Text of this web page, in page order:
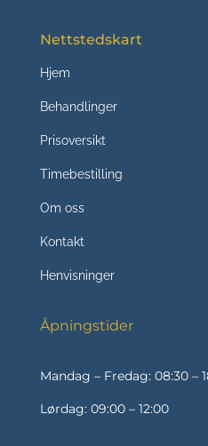
Nettstedskart
Hjem
Behandlinger
Prisoversikt
Timebestilling
Om oss
Kontakt
Henvisninger
Åpningstider
Mandag – Fredag: 08:30 –
Lørdag: 09:00 – 12:00